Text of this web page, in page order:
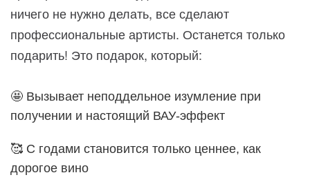
ничего не нужно делать, все сделают
профессиональные артисты. Останется только
подарить! Это подарок, который:
🤩 Вызывает неподдельное изумление при
получении и настоящий ВАУ-эффект
🥰 С годами становится только ценнее, как
дорогое вино